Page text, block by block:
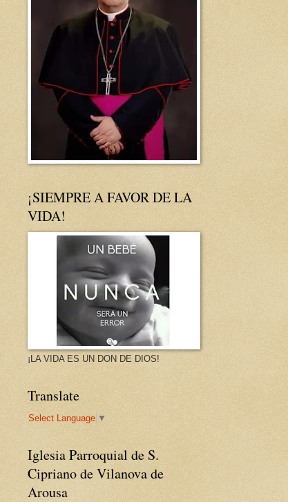
¡SIEMPRE A FAVOR DE LA
VIDA!
¡LA VIDA ES UN DON DE DIOS!
Translate
Select Language ▼
Iglesia Parroquial de S.
Cipriano de Vilanova de
Arousa